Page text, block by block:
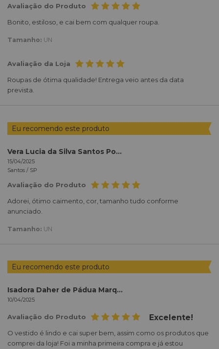
Avaliação do Produto
Bonito, estiloso, e cai bem com qualquer roupa.
Tamanho: UN
Avaliação da Loja
Roupas de ótima qualidade! Entrega veio antes da data
prevista.
Eu recomendo este produto
Vera Lucia da Silva Santos Pompeu
15/04/2025
Santos / SP
Avaliação do Produto
Adorei, ótimo caimento, cor, tamanho tudo conforme
anunciado.
Tamanho: UN
Eu recomendo este produto
Isadora Daher de Pádua Marques
10/04/2025
Avaliação do Produto Excelente!
O vestido é lindo e cai super bem, assim como os produtos que
comprei da loja! Foi a minha primeira compra e já estou